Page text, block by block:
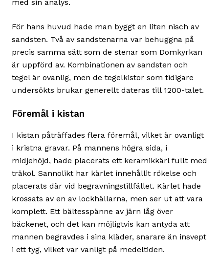
med sin analys.
För hans huvud hade man byggt en liten nisch av
sandsten. Två av sandstenarna var behuggna på
precis samma sätt som de stenar som Domkyrkan
är uppförd av. Kombinationen av sandsten och
tegel är ovanlig, men de tegelkistor som tidigare
undersökts brukar generellt dateras till 1200-talet.
Föremål i kistan
I kistan påträffades flera föremål, vilket är ovanligt
i kristna gravar. På mannens högra sida, i
midjehöjd, hade placerats ett keramikkärl fullt med
träkol. Sannolikt har kärlet innehållit rökelse och
placerats där vid begravningstillfället. Kärlet hade
krossats av en av lockhällarna, men ser ut att vara
komplett. Ett bältesspänne av järn låg över
bäckenet, och det kan möjligtvis kan antyda att
mannen begravdes i sina kläder, snarare än insvept
i ett tyg, vilket var vanligt på medeltiden.